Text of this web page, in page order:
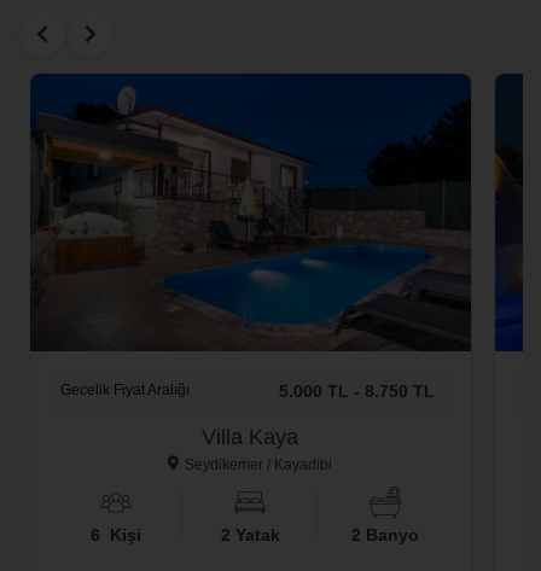
Villa Kaya
Seydikemer / Kayadibi
Gecelik Fiyat Aralığı 5.000 TL - 8.750 TL
6 Kişi 2 Yatak 2 Banyo